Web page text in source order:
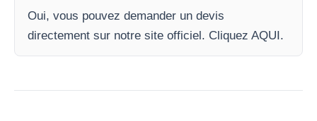
Oui, vous pouvez demander un devis
directement sur notre site officiel. Cliquez AQUI.